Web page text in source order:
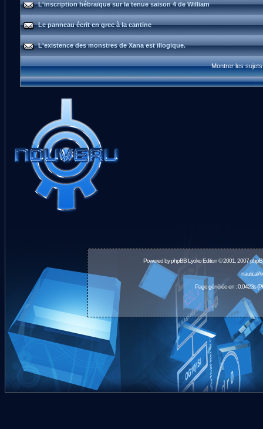
L'inscription hébraïque sur la tenue saison 4 de William
Le panneau écrit en grec à la cantine
L'existence des monstres de Xana est illogique.
Montrer les
Powered byphpBBLyoko Edition © 2001, 2007
Page générée en : 0.0423s